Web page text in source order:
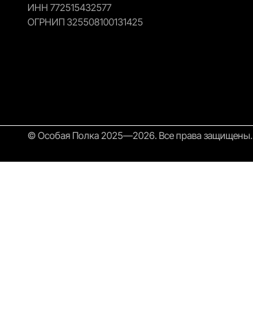
ИНН 772515432577
ОГРНИП 325508100131425
© Особая Полка 2025—2026. Все права защищены.